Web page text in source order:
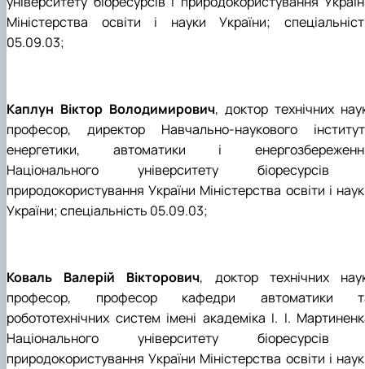
Міністерства освіти і науки України;
05.09.03;
Каплун Віктор Володимирович, доктор технічних
професор, директор Навчально-наукового
енергетики, автоматики і
Національного університету біоресурсів
природокористування України Міністерства освіти і
України; спеціальність 05.09.03;
Коваль Валерій Вікторович, доктор технічних
професор, професор кафедри автоматики
робототехнічних систем імені академіка І. І.
Національного університету біоресурсів
природокористування України Міністерства освіти і